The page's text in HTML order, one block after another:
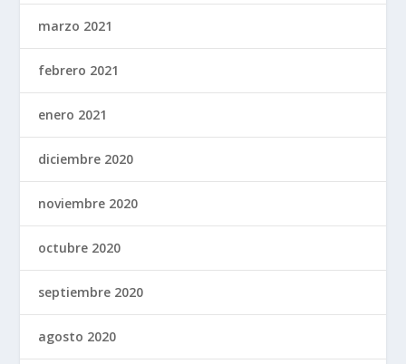
marzo 2021
febrero 2021
enero 2021
diciembre 2020
noviembre 2020
octubre 2020
septiembre 2020
agosto 2020